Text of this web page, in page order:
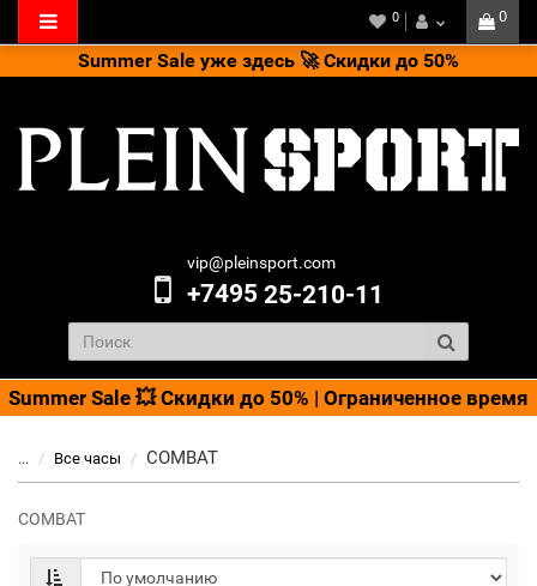
Summer Sale уже здесь 🚀 Скидки до 50%
0
0
vip@pleinsport.com
+749525-210-11
Summer Sale 💥 Скидки до 50% | Ограниченное время
... Bсе часы COMBAT
COMBAT